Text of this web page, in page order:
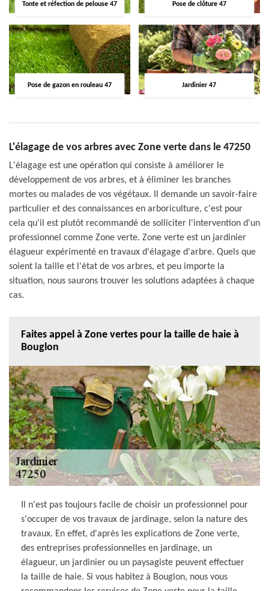
Tonte et réfection de pelouse 47 Pose de clôture 47
Pose de gazon en rouleau 47 Jardinier 47
L'élagage de vos arbres avec Zone verte dans le 47250
L'élagage est une opération qui consiste à améliorer le
développement de vos arbres, et à éliminer les branches
mortes ou malades de vos végétaux. Il demande un savoir-faire
particulier et des connaissances en arboriculture, c'est pour
cela qu'il est plutôt recommandé de solliciter l'intervention d'un
professionnel comme Zone verte. Zone verte est un jardinier
élagueur expérimenté en travaux d'élagage d'arbre. Quels que
soient la taille et l'état de vos arbres, et peu importe la
situation, nous saurons trouver les solutions adaptées à chaque
cas.
Faites appel à Zone vertes pour la taille de haie à
Bouglon
Il n'est pas toujours facile de choisir un professionnel pour
s'occuper de vos travaux de jardinage, selon la nature des
travaux. En effet, d'après les explications de Zone verte,
des entreprises professionnelles en jardinage, un
élagueur, un jardinier ou un paysagiste peuvent effectuer
la taille de haie. Si vous habitez à Bouglon, nous vous